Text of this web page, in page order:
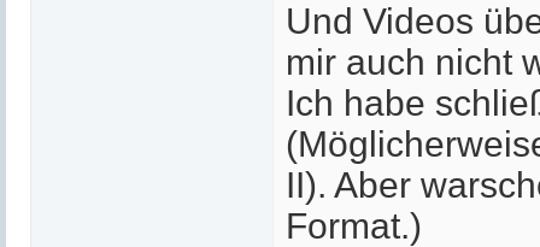
Und Videos
mir auch nicht
Ich habe
II). Aber
Format.)